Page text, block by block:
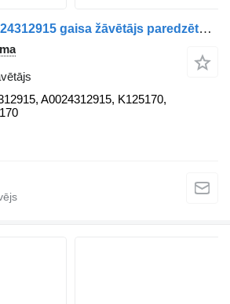
Mercedes-Benz 0024312915 gaisa žāvētājs paredzēts Mercedes-Benz AXOR, ATEGO kravas automašīnas
A0024312915, K125170,